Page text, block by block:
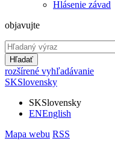
Hlásenie závad
objavujte
Hľadať
rozšírené vyhľadávanie
SKSlovensky
SKSlovensky
ENEnglish
Mapa webu RSS